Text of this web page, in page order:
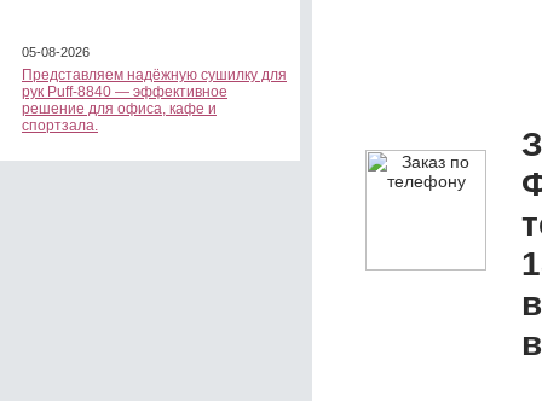
05-08-2026
Представляем надёжную сушилку для
рук Puff-8840 — эффективное
решение для офиса, кафе и
спортзала.